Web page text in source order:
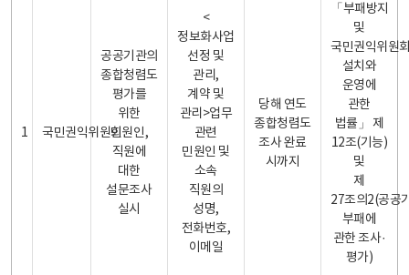
1 국민권익위원회
공공기관의
종합청렴도
평가를
위한
민원인,
직원에
대한
설문조사
실시
<
정보화사업
선정 및
관리,
계약 및
관리>업무
관련
민원인 및
소속
직원의
성명,
전화번호,
이메일
당해 연도
종합청렴도
조사 완료
시까지
「부패방지
및
국민권익위원
설치와
운영에
관한
법률」 제
12조(기능)
및
제
27조의2(공공
부패에
관한 조사·
평가)